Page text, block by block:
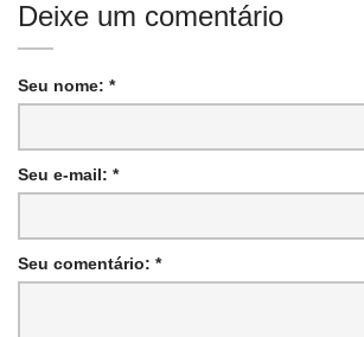
Deixe um comentário
Seu nome: *
Seu e-mail: *
Seu comentário: *